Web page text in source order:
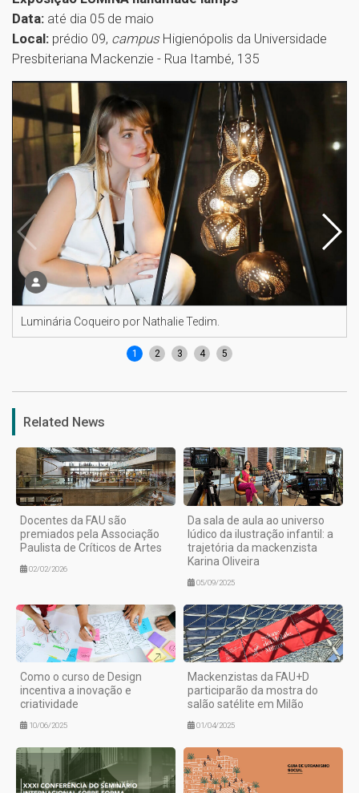
Data: até dia 05 de maio
Local: prédio 09, campus Higienópolis da Universidade
Presbiteriana Mackenzie - Rua Itambé, 135
Luminária Coqueiro por Nathalie Tedim.
1 2 3 4 5
Related News
Docentes da FAU são
premiados pela Associação
Paulista de Críticos de Artes
02/02/2026
Da sala de aula ao universo
lúdico da ilustração infantil: a
trajetória da mackenzista
Karina Oliveira
05/09/2025
Como o curso de Design
incentiva a inovação e
criatividade
10/06/2025
Mackenzistas da FAU+D
participarão da mostra do
salão satélite em Milão
01/04/2025